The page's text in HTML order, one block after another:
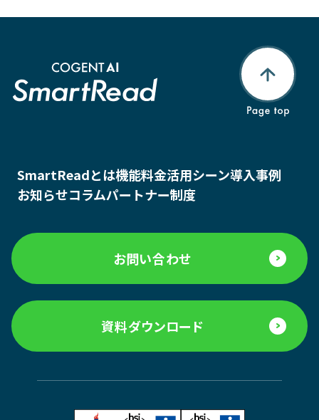
SmartReadとは機能料金活用シーン導入事例
お知らせコラムパートナー制度
お問い合わせ
資料ダウンロード